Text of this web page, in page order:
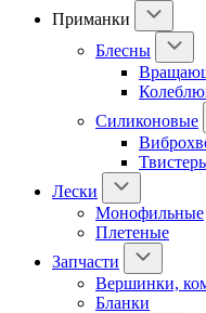
Приманки
Блесны
Силиконовые
Лески
Монофильные
Плетеные
Запчасти
Вершинки,
Бланки